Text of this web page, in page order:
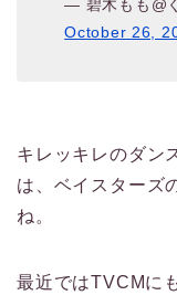
— 碧木もも@
October 26,
キレッキレのダン
は、ベイスターズ
ね。
最近ではTVCMに